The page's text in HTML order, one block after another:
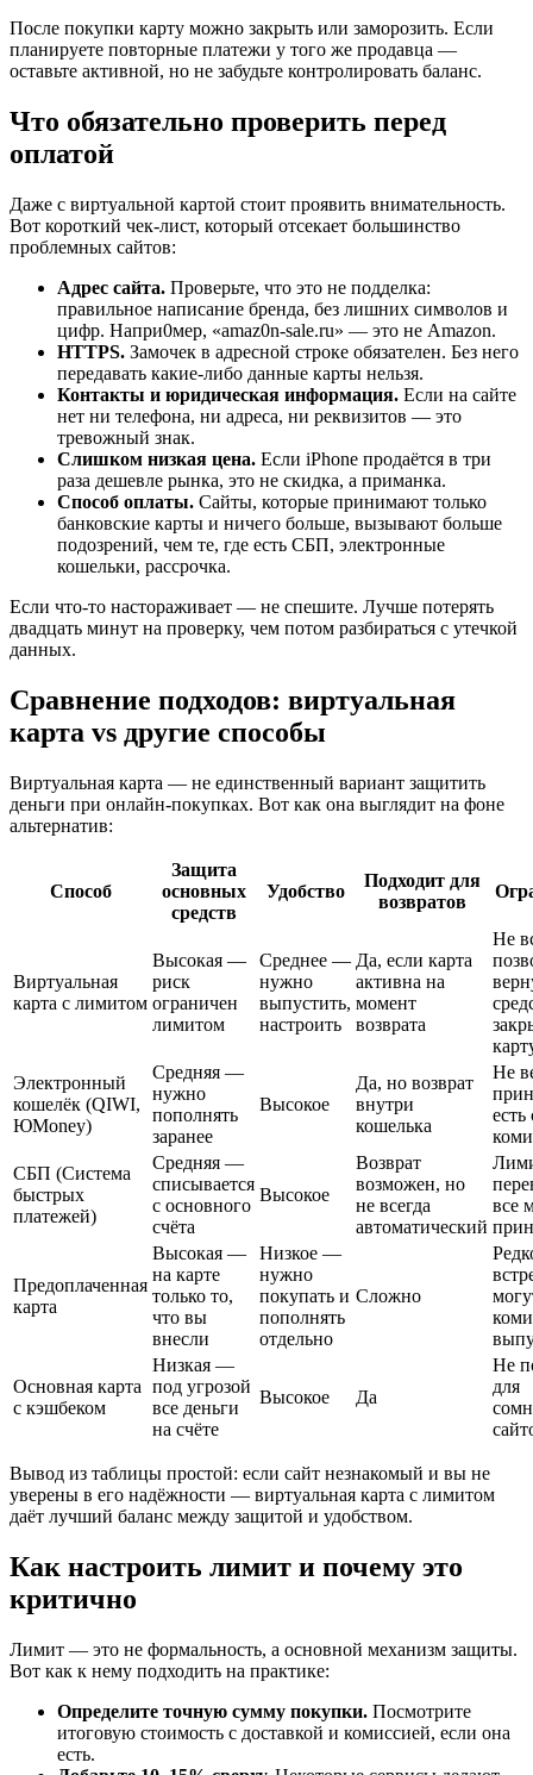
После покупки карту можно закрыть или заморозить. Если
планируете повторные платежи у того же продавца —
оставьте активной, но не забудьте контролировать баланс.
Что обязательно проверить перед
оплатой
Даже с виртуальной картой стоит проявить внимательность.
Вот короткий чек-лист, который отсекает большинство
проблемных сайтов:
Адрес сайта. Проверьте, что это не подделка:
правильное написание бренда, без лишних символов и
цифр. Напри0мер, «amaz0n-sale.ru» — это не Amazon.
HTTPS. Замочек в адресной строке обязателен. Без него
передавать какие-либо данные карты нельзя.
Контакты и юридическая информация. Если на сайте
нет ни телефона, ни адреса, ни реквизитов — это
тревожный знак.
Слишком низкая цена. Если iPhone продаётся в три
раза дешевле рынка, это не скидка, а приманка.
Способ оплаты. Сайты, которые принимают только
банковские карты и ничего больше, вызывают больше
подозрений, чем те, где есть СБП, электронные
кошельки, рассрочка.
Если что-то настораживает — не спешите. Лучше потерять
двадцать минут на проверку, чем потом разбираться с утечкой
данных.
Сравнение подходов: виртуальная
карта vs другие способы
Виртуальная карта — не единственный вариант защитить
деньги при онлайн-покупках. Вот как она выглядит на фоне
альтернатив:
Способ
Защита
основных
средств
Удобство
Подходит для
возвратов
Виртуальная
карта с лимитом
Высокая —
риск
ограничен
лимитом
Среднее —
нужно
выпустить,
настроить
Да, если карта
активна на
момент
возврата
Не
Электронный
кошелёк (QIWI,
ЮMoney)
Средняя —
нужно
пополнять
заранее
Высокое
Да, но возврат
внутри
кошелька
Не
есть
СБП (Система
быстрых
платежей)
Средняя —
списывается
с основного
счёта
Высокое
Возврат
возможен, но
не всегда
автоматический
все
Предоплаченная
карта
Высокая —
на карте
только то,
что вы
внесли
Низкое —
нужно
покупать и
пополнять
отдельно
Сложно
Основная карта
с кэшбеком
Низкая —
под угрозой
все деньги
на счёте
Высокое Да
Не
для
Вывод из таблицы простой: если сайт незнакомый и вы не
уверены в его надёжности — виртуальная карта с лимитом
даёт лучший баланс между защитой и удобством.
Как настроить лимит и почему это
критично
Лимит — это не формальность, а основной механизм защиты.
Вот как к нему подходить на практике:
Определите точную сумму покупки. Посмотрите
итоговую стоимость с доставкой и комиссией, если она
есть.